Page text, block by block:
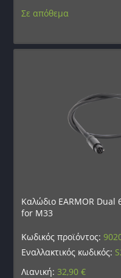
Σε απόθεμα
Καλώδιο EARMOR
for M33
Κωδικός προϊόντος:
Εναλλακτικός κωδικός:
Λιανική: 32,90€